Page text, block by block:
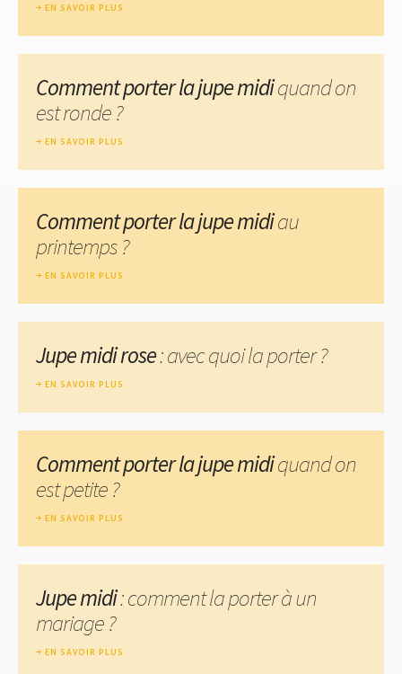
EN SAVOIR PLUS
Comment porter la jupe midiquand on
est ronde ?
EN SAVOIR PLUS
Comment porter la jupe midiau
printemps ?
EN SAVOIR PLUS
Jupe midi rose: avec quoi la porter ?
EN SAVOIR PLUS
Comment porter la jupe midiquand on
est petite ?
EN SAVOIR PLUS
Jupe midi: comment la porter à un
mariage ?
EN SAVOIR PLUS